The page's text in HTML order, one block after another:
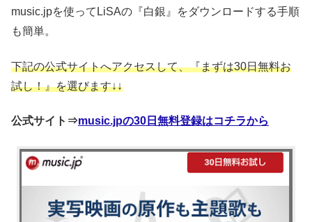
music.jpを使ってLiSAの『白銀』をダウンロードする手順
も簡単。
下記の公式サイトへアクセスして、『まずは30日無料お
試し！』を選びます↓↓
公式サイト⇒music.jpの30日無料登録はコチラから